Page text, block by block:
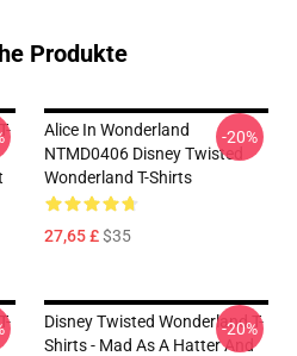
Produkte
Alice In Wonderland
NTMD0406 Disney Twisted
Wonderland T-Shirts
27,65 £$35
-20%
Disney Twisted Wonderland T-
Shirts - Mad As A Hatter And
-20%